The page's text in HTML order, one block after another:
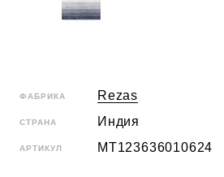
ФАБРИКА Rezas
СТРАНА Индия
АРТИКУЛ MT123636010624